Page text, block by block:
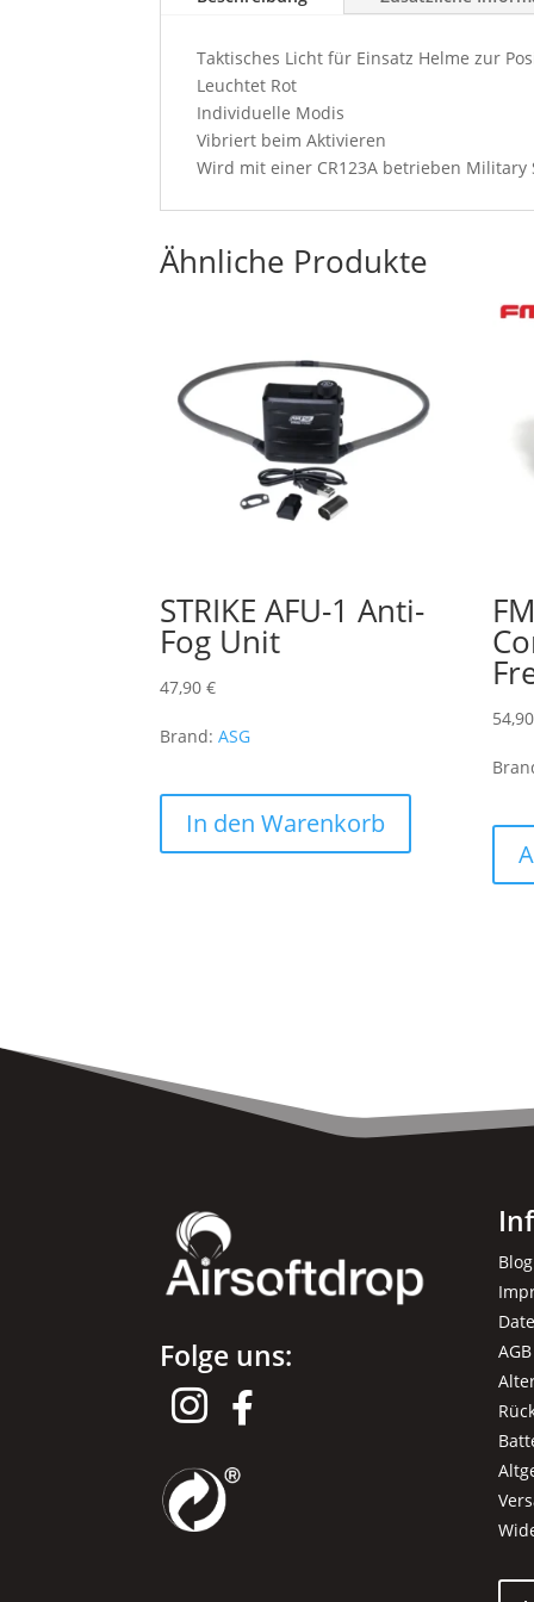
Taktisches Licht für Einsatz Helme zur
Leuchtet Rot
Individuelle Modis
Vibriert beim Aktivieren
Wird mit einer CR123A betrieben
Ähnliche Produkte
STRIKE AFU-1 Anti-
Fog Unit
47,90€
Brand:ASG
In den Warenkorb
Folge uns:
 
Blog
AGB